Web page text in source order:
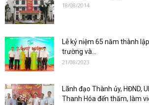
18/08/2014
Lễ kỷ niệm 65 năm thành
trường và...
21/08/2023
Lãnh đạo Thành ủy, HĐND,
Thanh Hóa đến thăm, làm